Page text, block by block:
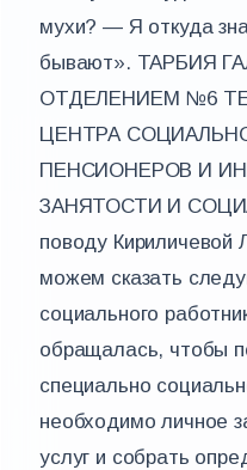
мухи? — Я откуда
бывают». ТАРБИЯ
ОТДЕЛЕНИЕМ №6
ЦЕНТРА
ПЕНСИОНЕРОВ И
ЗАНЯТОСТИ И
поводу
можем сказать
социального
обращалась, чтобы
специально
необходимо личное
услуг и собрать